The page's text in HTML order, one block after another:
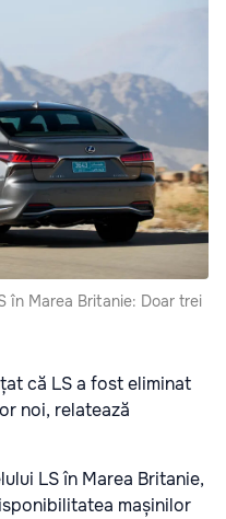
în Marea Britanie: Doar trei
că LS a fost eliminat
noi, relatează
LS în Marea Britanie,
mașinilor